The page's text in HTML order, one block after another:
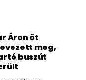
Áron öt
meg,
buszút